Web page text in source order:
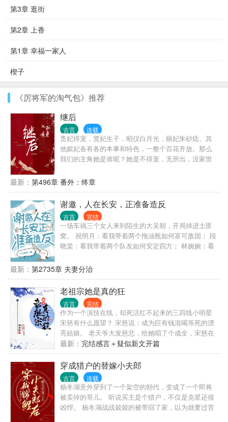
第3章 逛街
第2章 上香
第1章 幸福一家人
楔子
《厉将军的淘气包》推荐
继后
古言 连载
贵妃得宠，贤妃生子，昭仪白月光，丽妃朱砂痣。其
他嫔妃各有各的本事和特色，一整个百花齐放。那么
我们的主角她是谁呢？她是不得宠，无所出，没家世
管了，赵无眠穿来的第一天就躺平了，争宠？争个
屁！ 无故不可能废后，皇帝可是要做明君的。 地位有
了，俸禄不少，就地开摆，这日子还要什么自行车？
至于你说家族荣耀，家里男人不争气靠我一个弱女子
吗？爱谁谁。 至于你说没有子嗣，咱主打一个儿孙自
有儿孙福，没有儿孙我享福。古人不能想开的事，咱
都想得开。 于是忽然之间皇帝就发现自己这小皇后变
了，也不提建议了，也不规劝了，也不顶嘴了，更不
说的对，都听陛下的。 被满足的陛下忽然觉得不满
足，这叫什么？大概就是贱皮子吧……
最新： 第496章 番外：终章
谢邀，人在长安，正准备造反
古言 完结
一场车祸三个女人来到陌生的大吴朝，开局掉进土匪
窝。 祝明月：看我带着两个拖油瓶如何富可敌国； 段
晓棠：看我带着两个队友如何安定四方； 林婉婉：看
串神医。 全然陌生的环境，危机四伏的现实。胜利会
师的第一天一致决定——抱团取暖，不搞事不闹事，
争取苟到最后。
最新： 第2735章 夫妻分治
老祖宗她是真的狂
古言 完结
作为一个演技在线，却死活红不起来的三四线小明星
宋慈有什么愿望？ 宋慈说：成为巨有钱混喝等死的漂
亮姑娘。 老天爷大发慈悲，给她唱了个成全，宋慈在
去试镜的路上摔了一跤再醒来时，她发现自己愿望成
真了，她真的成了个巨有钱的，混喝等死的—— 老祖
宗！ 宋慈表示这剧本的开局，她接受不能啊！ 但，穿
都穿了，那就演吧，老话不是说么：人生如戏，全靠
演技！
最新： 完结感言＋疑似新文开篇
穿成猎户的替嫁小夫郎
古言 连载
杨冬湖意外穿到了一个架空的朝代，变成了一个即将
被卖掉的哥儿。 听说买主是个猎户，不仅是克星还很
凶悍。 杨冬湖战战兢兢的被带回了家，以为就要过苦